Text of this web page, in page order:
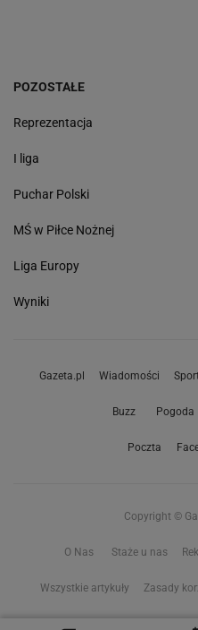
POZOSTAŁE
Reprezentacja
I liga
Puchar Polski
MŚ w Piłce Nożnej
Liga Europy
Wyniki
Gazeta.pl Wiadomości
Buzz Pogoda
Poczta
Copyright ©
O Nas Staże u nas
Wszystkie artykuły Zasady